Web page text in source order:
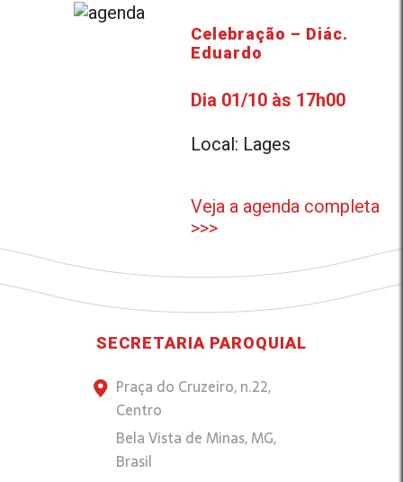
Celebração – Diác.
Eduardo
Dia 01/10 às 17h00
Local: Lages
Veja a agenda completa
>>>
SECRETARIA PAROQUIAL
Praça do Cruzeiro, n.22,
Centro
Bela Vista de Minas, MG,
Brasil